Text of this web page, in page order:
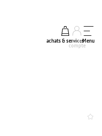
achats & services
mon
compte
Menu